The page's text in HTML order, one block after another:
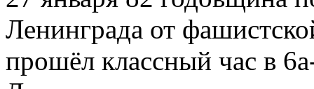
Ленинграда от
прошёл классный час в